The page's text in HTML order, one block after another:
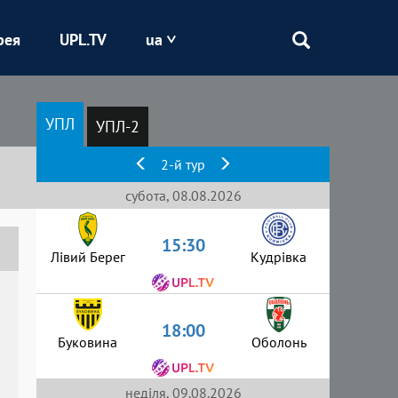
Кривбас
Оболонь
UPL.TV ua
УПЛ УПЛ-2
2-й тур
субота, 08.08.2026
Лівий Берег 15:30 Кудрівка
Буковина 18:00 Оболонь
неділя, 09.08.2026